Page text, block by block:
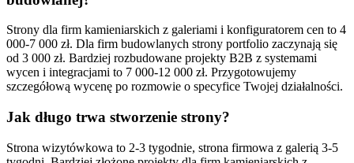
Strony dla firm kamieniarskich z galeriami i konfiguratorem cen to 4
000-7 000 zł. Dla firm budowlanych strony portfolio zaczynają się
od 3 000 zł. Bardziej rozbudowane projekty B2B z systemami
wycen i integracjami to 7 000-12 000 zł. Przygotowujemy
szczegółową wycenę po rozmowie o specyfice Twojej działalności.
Jak długo trwa stworzenie strony?
Strona wizytówkowa to 2-3 tygodnie, strona firmowa z galerią 3-5